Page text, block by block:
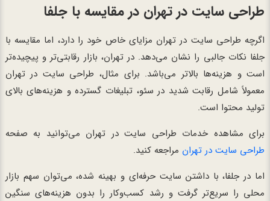
طراحی سایت در تهران در مقایسه با جلفا
اگرچه طراحی سایت در تهران مزایای خاص خود را دارد، اما مقایسه با
جلفا نکات جالبی را نشان می‌دهد. در تهران، بازار رقابتی‌تر و پیچیده‌تر
است و هزینه‌ها بالاتر می‌باشد. برای مثال، طراحی سایت در تهران
معمولاً شامل رقابت شدید در سئو، تبلیغات گسترده و هزینه‌های بالای
تولید محتوا است.
برای مشاهده خدمات طراحی سایت در تهران می‌توانید به صفحه
طراحی سایت در تهران مراجعه کنید.
اما در جلفا، با داشتن سایت حرفه‌ای و بهینه شده، می‌توان سهم بازار
محلی را سریع‌تر گرفت و رشد کسب‌وکار را بدون هزینه‌های سنگین